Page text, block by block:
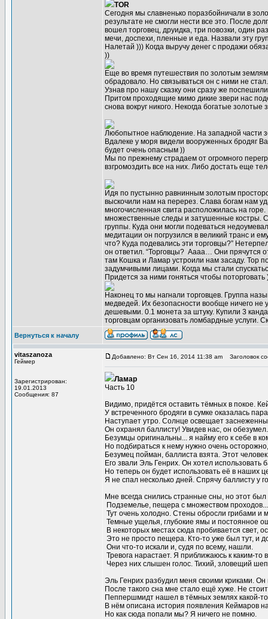
TOR
Сегодня мы славненько поразбойничали в
результате не смогли нести все это. После
вошел торговец, друидка, три повозки, один
мечи, доспехи, пленные и еда. Назвали эту
Налетай ))) Когда выручу денег с продажи
))
Еще во время путешествия по золотым
обрадовало. Но связываться он с ними не
Узнав про нашу сказку они сразу же
Притом проходящие мимо дикие звери нас
снова вокруг никого. Некогда богатые
Любопытное наблюдение. На западной части
Вдалеке у моря видели вооруженных бродяг
будет очень опасным ))
Мы по прежнему страдаем от огромного
взгромоздить все на них. Либо достать еще
Идя по пустынно равнинным золотым
выскочили нам на перерез. Слава богам нам
многочисленная свита расположилась на
множественные следы и затушенные костры.
группы. Куда они могли подеваться
медитации он погрузился в великий транс и
что? Куда подевались эти торговцы?”
он ответил. “Торговцы? Аааа… Они прячутся
там Кошка и Ламар устроили нам засаду. Тор
задумчивыми лицами. Когда мы стали
Придется за ними гоняться чтобы поторговать
Наконец то мы нагнали торговцев. Группа
медведей. Их безопасности вообще ничего не
дешевыми. 0.1 монета за штуку. Купили 3
торговцам организовать ломбардные услуги.
Вернуться к началу
vitaszanoza
Геймер
Зарегистрирован:
19.01.2013
Сообщения: 87
Добавлено: Вт Сен 16, 2014 11:38 am Заголовок
Ламар
Часть 10
Видимо, придётся оставить тёмных в покое.
У встреченного бродяги в сумке оказалась
Наступает утро. Солнце освещает
Он охранял баллисту! Увидев нас, он
Безумцы оригинальны... я найму его к себе в
Но подбираться к нему нужно очень
Безумец пойман, баллиста взята. Этот
Его звали Эль Генрих. Он хотел использовать
Но теперь он будет использовать её в наших
Я не спал несколько дней. Спрячу баллисту у
Мне всегда снились странные сны, но этот был
Подземелье, пещера с множеством
Тут очень холодно. Стены обросли грибами и
Темные ущелья, глубокие ямы и постоянное
В некоторых местах сюда пробивается свет,
Это не просто пещера. Кто-то уже был тут, и
Они что-то искали и, судя по всему, нашли.
Тревога нарастает. Я приближаюсь к каким-
Через них слышен голос. Тихий, зловещий
Эль Генрих разбудил меня своими криками.
После такого сна мне стало ещё хуже. Не
Пеппершмидт нашел в тёмных землях какой-
В нём описана история появления Кеймаров
Но как сюда попали мы? Я ничего не помню.